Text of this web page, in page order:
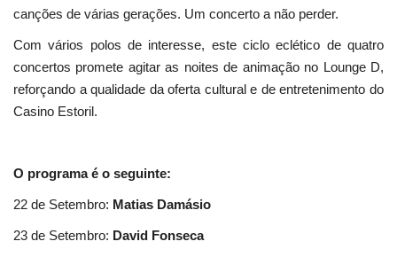
canções de várias gerações. Um concerto a não perder.
Com vários polos de interesse, este ciclo eclético de quatro
concertos promete agitar as noites de animação no Lounge D,
reforçando a qualidade da oferta cultural e de entretenimento do
Casino Estoril.
O programa é o seguinte:
22 de Setembro: Matias Damásio
23 de Setembro: David Fonseca